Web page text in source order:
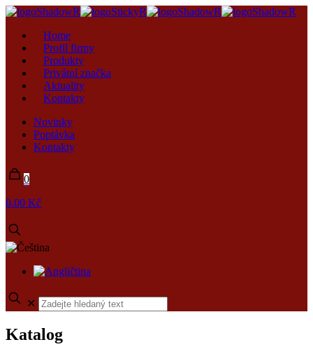
Home
Profil firmy
Produkty
Privátní značka
Aktuality
Kontakty
Novinky
Poptávka
Kontakty
0
0.00 Kč
✕
Katalog